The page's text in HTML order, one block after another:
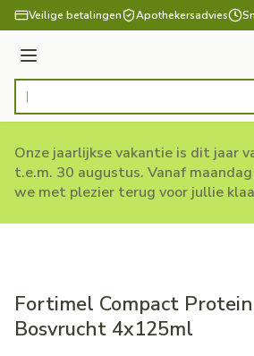
Ga naar de inhoud
Veilige betalingen Apothekersadvies
Menu
Product, merk, categorie...
Onze jaarlijkse vakantie is dit jaar
t.e.m. 30 augustus. Vanaf
we met plezier terug voor jullie
Fortimel Compact
Bosvrucht 4x125ml